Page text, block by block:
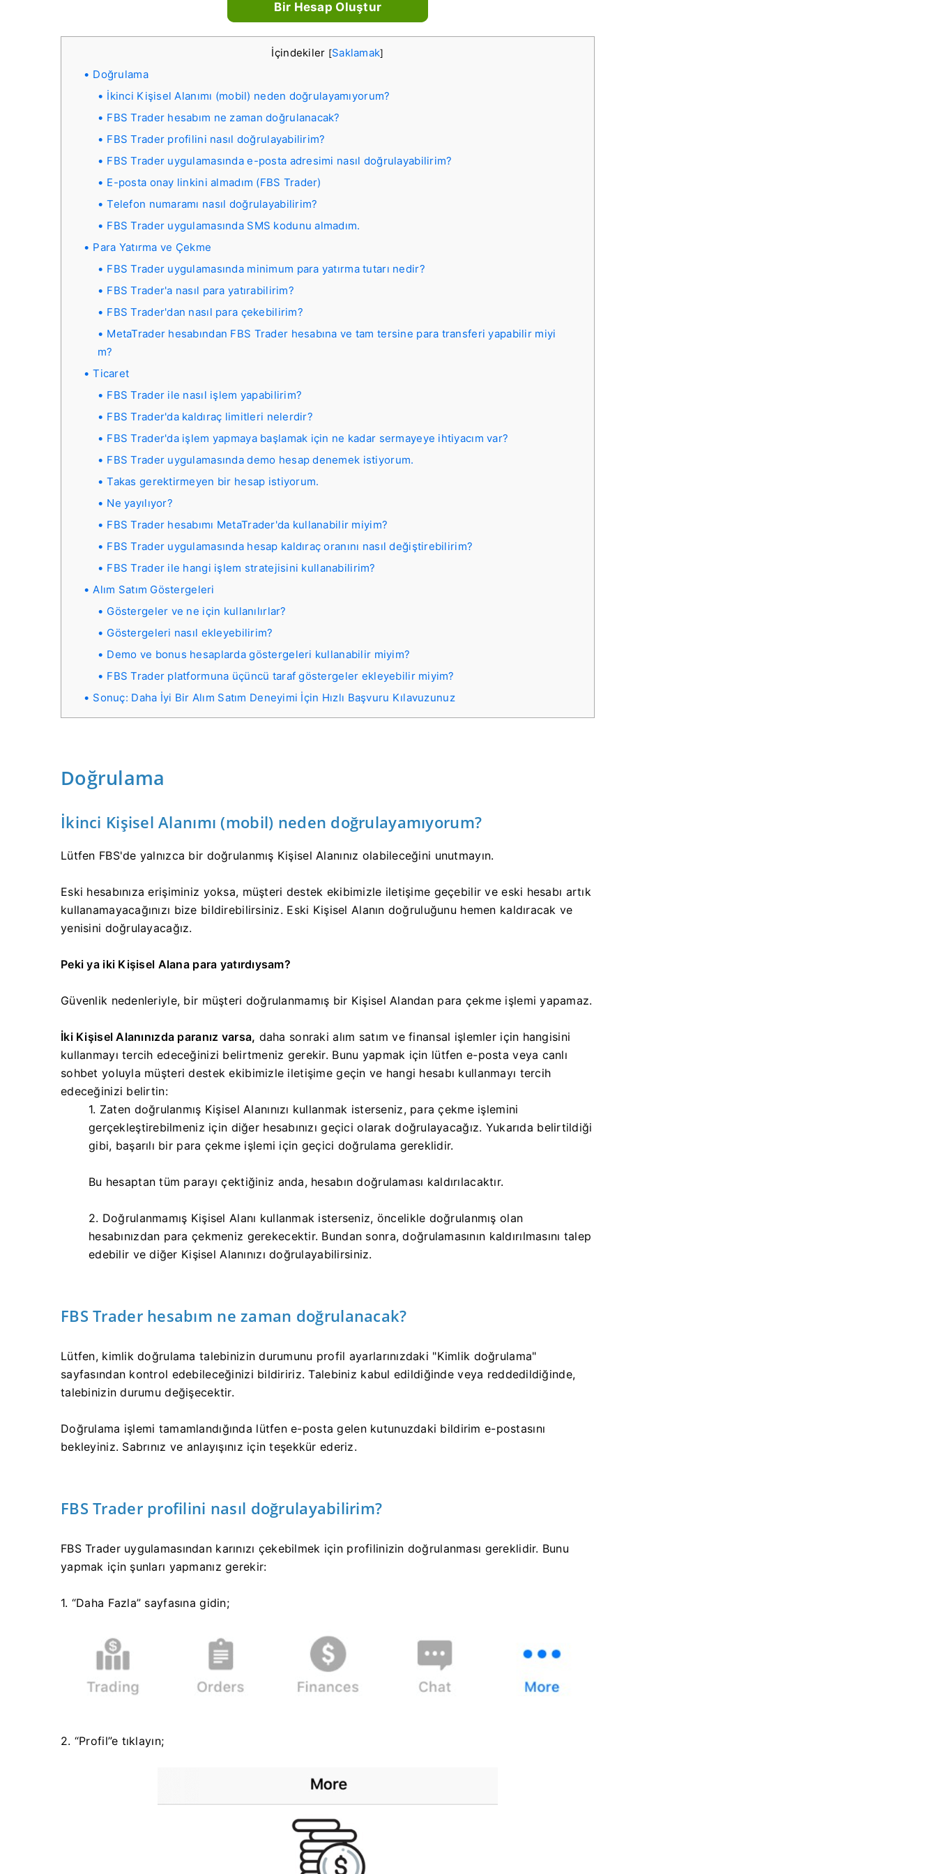
Bir Hesap Oluştur
İçindekiler [Saklamak]
Doğrulama
İkinci Kişisel Alanımı (mobil) neden doğrulayamıyorum?
FBS Trader hesabım ne zaman doğrulanacak?
FBS Trader profilini nasıl doğrulayabilirim?
FBS Trader uygulamasında e-posta adresimi nasıl doğrulayabilirim?
E-posta onay linkini almadım (FBS Trader)
Telefon numaramı nasıl doğrulayabilirim?
FBS Trader uygulamasında SMS kodunu almadım.
Para Yatırma ve Çekme
FBS Trader uygulamasında minimum para yatırma tutarı nedir?
FBS Trader'a nasıl para yatırabilirim?
FBS Trader'dan nasıl para çekebilirim?
MetaTrader hesabından FBS Trader hesabına ve tam tersine para transferi yapabilir miyi
m?
Ticaret
FBS Trader ile nasıl işlem yapabilirim?
FBS Trader'da kaldıraç limitleri nelerdir?
FBS Trader'da işlem yapmaya başlamak için ne kadar sermayeye ihtiyacım var?
FBS Trader uygulamasında demo hesap denemek istiyorum.
Takas gerektirmeyen bir hesap istiyorum.
Ne yayılıyor?
FBS Trader hesabımı MetaTrader'da kullanabilir miyim?
FBS Trader uygulamasında hesap kaldıraç oranını nasıl değiştirebilirim?
FBS Trader ile hangi işlem stratejisini kullanabilirim?
Alım Satım Göstergeleri
Göstergeler ve ne için kullanılırlar?
Göstergeleri nasıl ekleyebilirim?
Demo ve bonus hesaplarda göstergeleri kullanabilir miyim?
FBS Trader platformuna üçüncü taraf göstergeler ekleyebilir miyim?
Sonuç: Daha İyi Bir Alım Satım Deneyimi İçin Hızlı Başvuru Kılavuzunuz
Doğrulama
İkinci Kişisel Alanımı (mobil) neden doğrulayamıyorum?
Lütfen FBS'de yalnızca bir doğrulanmış Kişisel Alanınız olabileceğini unutmayın.
Eski hesabınıza erişiminiz yoksa, müşteri destek ekibimizle iletişime geçebilir ve eski hesabı artık
kullanamayacağınızı bize bildirebilirsiniz. Eski Kişisel Alanın doğruluğunu hemen kaldıracak ve
yenisini doğrulayacağız.
Peki ya iki Kişisel Alana para yatırdıysam?
Güvenlik nedenleriyle, bir müşteri doğrulanmamış bir Kişisel Alandan para çekme işlemi yapamaz.
İki Kişisel Alanınızda paranız varsa, daha sonraki alım satım ve finansal işlemler için hangisini
kullanmayı tercih edeceğinizi belirtmeniz gerekir. Bunu yapmak için lütfen e-posta veya canlı
sohbet yoluyla müşteri destek ekibimizle iletişime geçin ve hangi hesabı kullanmayı tercih
edeceğinizi belirtin:
1. Zaten doğrulanmış Kişisel Alanınızı kullanmak isterseniz, para çekme işlemini
gerçekleştirebilmeniz için diğer hesabınızı geçici olarak doğrulayacağız. Yukarıda belirtildiği
gibi, başarılı bir para çekme işlemi için geçici doğrulama gereklidir.
Bu hesaptan tüm parayı çektiğiniz anda, hesabın doğrulaması kaldırılacaktır.
2. Doğrulanmamış Kişisel Alanı kullanmak isterseniz, öncelikle doğrulanmış olan
hesabınızdan para çekmeniz gerekecektir. Bundan sonra, doğrulamasının kaldırılmasını talep
edebilir ve diğer Kişisel Alanınızı doğrulayabilirsiniz.
FBS Trader hesabım ne zaman doğrulanacak?
Lütfen, kimlik doğrulama talebinizin durumunu profil ayarlarınızdaki "Kimlik doğrulama"
sayfasından kontrol edebileceğinizi bildiririz. Talebiniz kabul edildiğinde veya reddedildiğinde,
talebinizin durumu değişecektir.
Doğrulama işlemi tamamlandığında lütfen e-posta gelen kutunuzdaki bildirim e-postasını
bekleyiniz. Sabrınız ve anlayışınız için teşekkür ederiz.
FBS Trader profilini nasıl doğrulayabilirim?
FBS Trader uygulamasından karınızı çekebilmek için profilinizin doğrulanması gereklidir. Bunu
yapmak için şunları yapmanız gerekir:
1. “Daha Fazla” sayfasına gidin;
2. “Profil”e tıklayın;